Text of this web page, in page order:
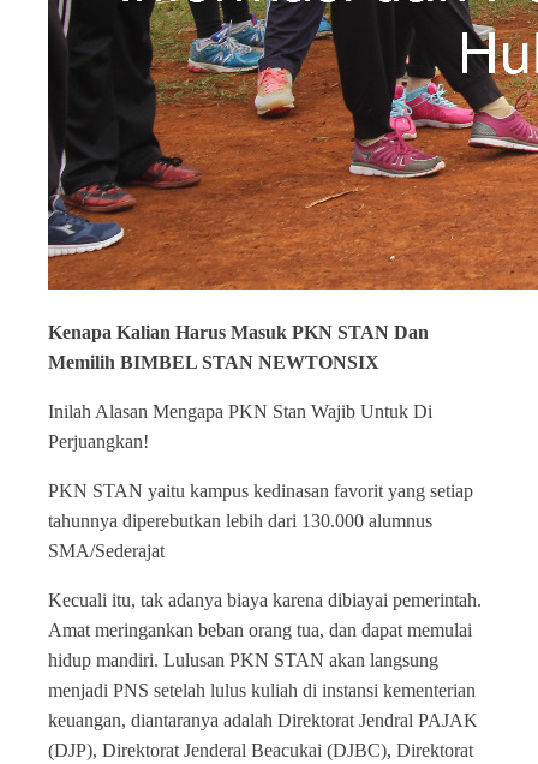
Kenapa Kalian Harus Masuk PKN STAN Dan
Memilih BIMBEL STAN NEWTONSIX
Inilah Alasan Mengapa PKN Stan Wajib Untuk Di
Perjuangkan!
PKN STAN yaitu kampus kedinasan favorit yang setiap
tahunnya diperebutkan lebih dari 130.000 alumnus
SMA/Sederajat
Kecuali itu, tak adanya biaya karena dibiayai pemerintah.
Amat meringankan beban orang tua, dan dapat memulai
hidup mandiri. Lulusan PKN STAN akan langsung
menjadi PNS setelah lulus kuliah di instansi kementerian
keuangan, diantaranya adalah Direktorat Jendral PAJAK
(DJP), Direktorat Jenderal Beacukai (DJBC), Direktorat